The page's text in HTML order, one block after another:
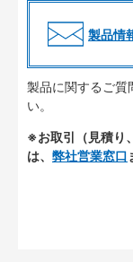
製品情
製品に関するご質
い。
※お取引（見積り
は、 弊社営業窓口